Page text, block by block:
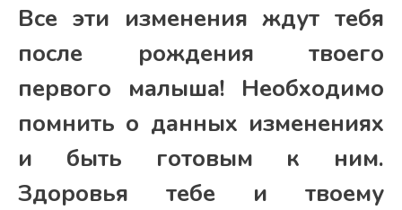
Все эти изменения ждут тебя
после рождения твоего
первого малыша! Необходимо
помнить о данных изменениях
и быть готовым к ним.
Здоровья тебе и твоему